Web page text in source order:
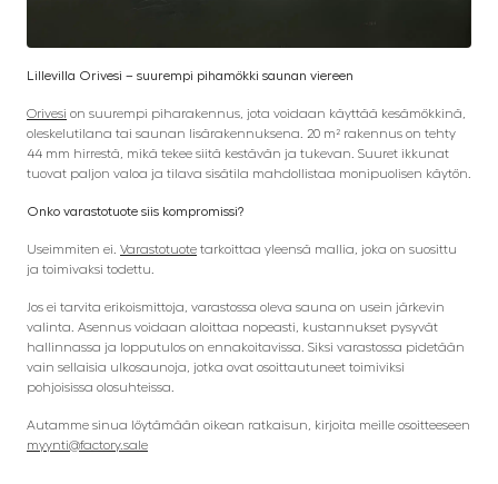
Lillevilla Orivesi – suurempi pihamökki saunan viereen
Orivesi on suurempi piharakennus, jota voidaan käyttää kesämökkinä,
oleskelutilana tai saunan lisärakennuksena. 20 m² rakennus on tehty
44 mm hirrestä, mikä tekee siitä kestävän ja tukevan. Suuret ikkunat
tuovat paljon valoa ja tilava sisätila mahdollistaa monipuolisen käytön.
Onko varastotuote siis kompromissi?
Useimmiten ei. Varastotuote tarkoittaa yleensä mallia, joka on suosittu
ja toimivaksi todettu.
Jos ei tarvita erikoismittoja, varastossa oleva sauna on usein järkevin
valinta. Asennus voidaan aloittaa nopeasti, kustannukset pysyvät
hallinnassa ja lopputulos on ennakoitavissa. Siksi varastossa pidetään
vain sellaisia ulkosaunoja, jotka ovat osoittautuneet toimiviksi
pohjoisissa olosuhteissa.
Autamme sinua löytämään oikean ratkaisun, kirjoita meille osoitteeseen
myynti@factory.sale